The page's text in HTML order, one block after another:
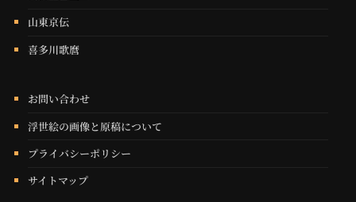
山東京伝
喜多川歌麿
お問い合わせ
浮世絵の画像と原稿について
プライバシーポリシー
サイトマップ